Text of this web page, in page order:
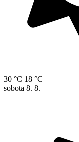
30 °C 18 °C
sobota 8. 8.